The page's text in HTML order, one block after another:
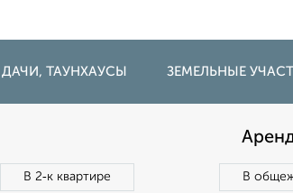
ТАУНХАУСЫ ЗЕМЕЛЬНЫЕ
В 2‑к квартире В